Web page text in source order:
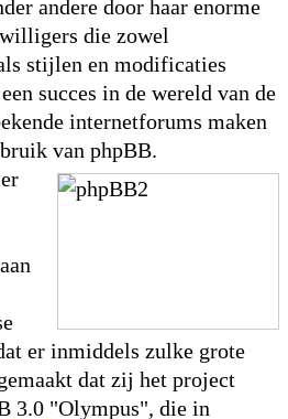
andere door haar enorme
die zowel
stijlen en modificaties
succes in de wereld van de
internetforums maken
van phpBB.
er inmiddels zulke grote
dat zij het project
3.0 "Olympus", die in